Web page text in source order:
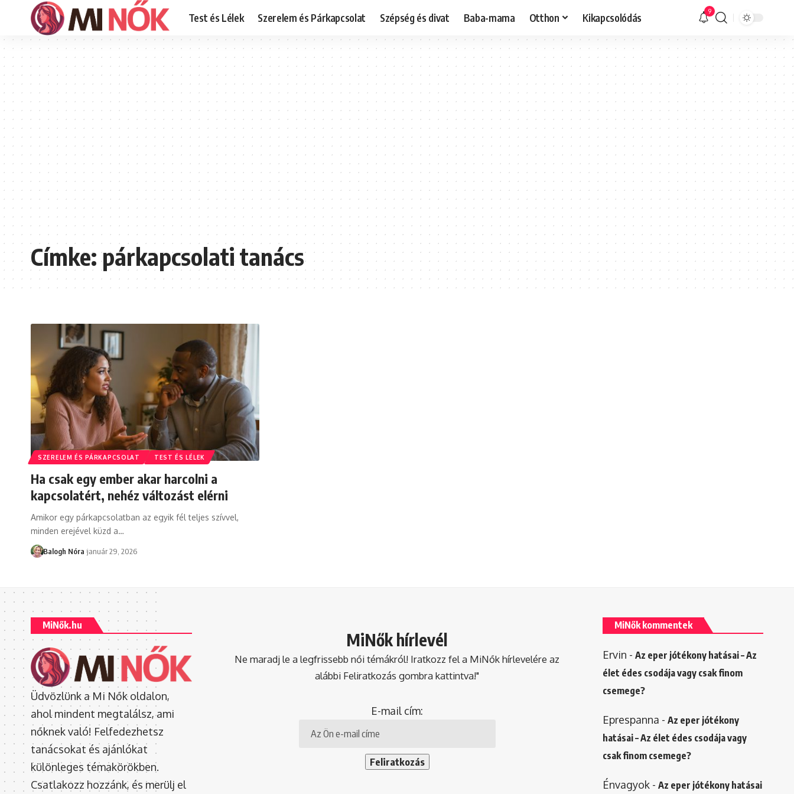
Test és Lélek Szerelem és Párkapcsolat Szépség és divat Baba-mama Otthon Kikapcsolódás 9
Címke:párkapcsolati tanács
SZERELEM ÉS PÁRKAPCSOLAT TEST ÉS LÉLEK
Ha csak egy ember akar harcolni a
kapcsolatért, nehéz változást elérni
Amikor egy párkapcsolatban az egyik fél teljes szívvel,
minden erejével küzd a…
Balogh Nóra január 29, 2026
MiNők.hu
Üdvözlünk a Mi Nők oldalon,
ahol mindent megtalálsz, ami
nőknek való! Felfedezhetsz
tanácsokat és ajánlókat
különleges témakörökben.
Csatlakozz hozzánk, és merülj el
MiNők hírlevél
Ne maradj le a legfrissebb női témákról! Iratkozz fel a MiNők hírlevelére az
alábbi Feliratkozás gombra kattintva!"
E-mail cím:
MiNők kommentek
Ervin - Az eper jótékony hatásai – Az
élet édes csodája vagy csak finom
csemege?
Eprespanna - Az eper jótékony
hatásai – Az élet édes csodája vagy
csak finom csemege?
Énvagyok- Az eper jótékony hatásai